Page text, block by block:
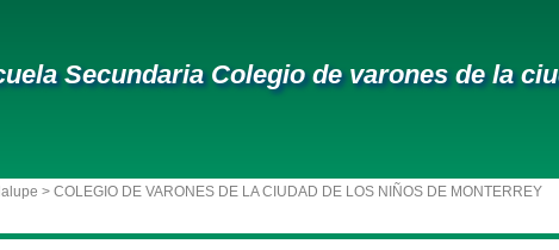
Secundaria Colegio de varones de la
> COLEGIO DE VARONES DE LA CIUDAD DE LOS NIÑOS DE MONTERREY